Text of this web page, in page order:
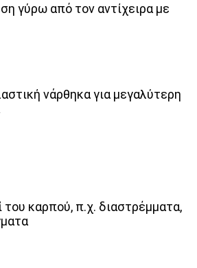
γύρω από τον αντίχειρα με
νάρθηκα για μεγαλύτερη
του καρπού, π.χ. διαστρέμματα,